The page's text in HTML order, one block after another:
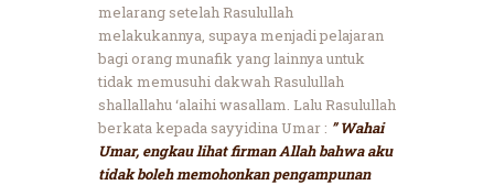
melarang setelah Rasulullah
melakukannya, supaya menjadi pelajaran
bagi orang munafik yang lainnya untuk
tidak memusuhi dakwah Rasulullah
shallallahu ‘alaihi wasallam. Lalu Rasulullah
berkata kepada sayyidina Umar : ” Wahai
Umar, engkau lihat firman Allah bahwa aku
tidak boleh memohonkan pengampunan